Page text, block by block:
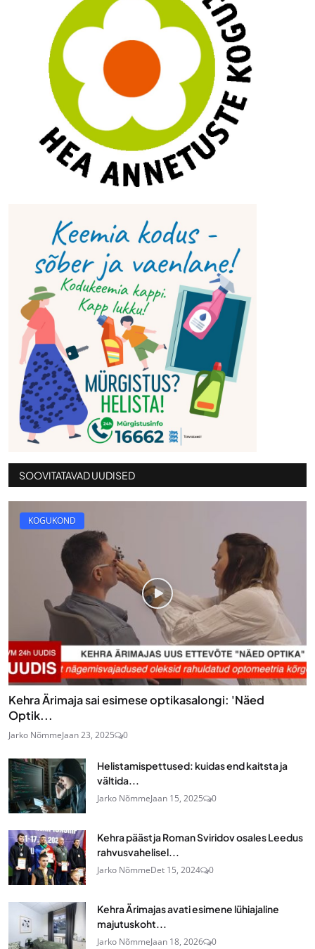
SOOVITATAVAD UUDISED
KOGUKOND
Kehra Ärimaja sai esimese optikasalongi: 'Näed
Optik...
Jarko NõmmeJaan 23, 2025 0
Helistamispettused: kuidas end kaitsta ja
vältida...
Jarko NõmmeJaan 15, 2025 0
Kehra päästja Roman Sviridov osales Leedus
rahvusvahelisel...
Jarko NõmmeDet 15, 2024 0
Kehra Ärimajas avati esimene lühiajaline
majutuskoht...
Jarko NõmmeJaan 18, 2026 0